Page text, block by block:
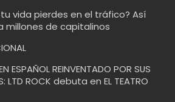
vida pierdes en el tráfico? Así
millones de capitalinos
ESPAÑOL REINVENTADO POR SUS
LTD ROCK debuta en EL TEATRO